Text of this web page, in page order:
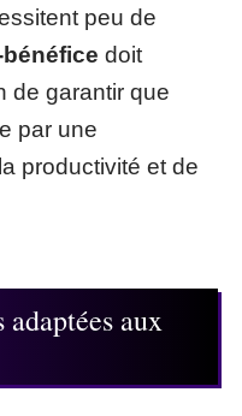
peu de
doit
de garantir que
par une
productivité et de
aux